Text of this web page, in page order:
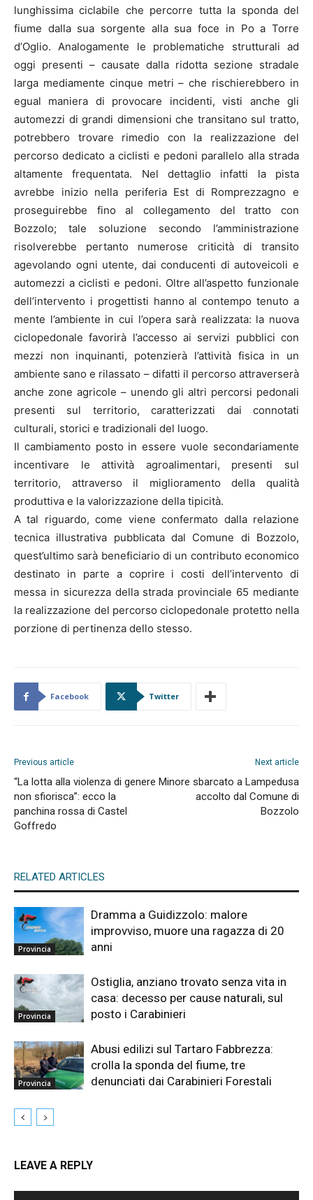
lunghissima ciclabile che percorre tutta la sponda del
fiume dalla sua sorgente alla sua foce in Po a Torre
d’Oglio. Analogamente le problematiche strutturali ad
oggi presenti – causate dalla ridotta sezione stradale
larga mediamente cinque metri – che rischierebbero in
egual maniera di provocare incidenti, visti anche gli
automezzi di grandi dimensioni che transitano sul tratto,
potrebbero trovare rimedio con la realizzazione del
percorso dedicato a ciclisti e pedoni parallelo alla strada
altamente frequentata. Nel dettaglio infatti la pista
avrebbe inizio nella periferia Est di Romprezzagno e
proseguirebbe fino al collegamento del tratto con
Bozzolo; tale soluzione secondo l’amministrazione
risolverebbe pertanto numerose criticità di transito
agevolando ogni utente, dai conducenti di autoveicoli e
automezzi a ciclisti e pedoni. Oltre all’aspetto funzionale
dell’intervento i progettisti hanno al contempo tenuto a
mente l’ambiente in cui l’opera sarà realizzata: la nuova
ciclopedonale favorirà l’accesso ai servizi pubblici con
mezzi non inquinanti, potenzierà l’attività fisica in un
ambiente sano e rilassato – difatti il percorso attraverserà
anche zone agricole – unendo gli altri percorsi pedonali
presenti sul territorio, caratterizzati dai connotati
culturali, storici e tradizionali del luogo.
Il cambiamento posto in essere vuole secondariamente
incentivare le attività agroalimentari, presenti sul
territorio, attraverso il miglioramento della qualità
produttiva e la valorizzazione della tipicità.
A tal riguardo, come viene confermato dalla relazione
tecnica illustrativa pubblicata dal Comune di Bozzolo,
quest’ultimo sarà beneficiario di un contributo economico
destinato in parte a coprire i costi dell’intervento di
messa in sicurezza della strada provinciale 65 mediante
la realizzazione del percorso ciclopedonale protetto nella
porzione di pertinenza dello stesso.
Facebook Twitter
Previous article
“La lotta alla violenza di genere
non sfiorisca”: ecco la
panchina rossa di Castel
Goffredo
Next article
Minore sbarcato a Lampedusa
accolto dal Comune di
Bozzolo
RELATED ARTICLES
Provincia
Dramma a Guidizzolo: malore
improvviso, muore una ragazza di 20
anni
Provincia
Ostiglia, anziano trovato senza vita in
casa: decesso per cause naturali, sul
posto i Carabinieri
Provincia
Abusi edilizi sul Tartaro Fabbrezza:
crolla la sponda del fiume, tre
denunciati dai Carabinieri Forestali
LEAVE A REPLY